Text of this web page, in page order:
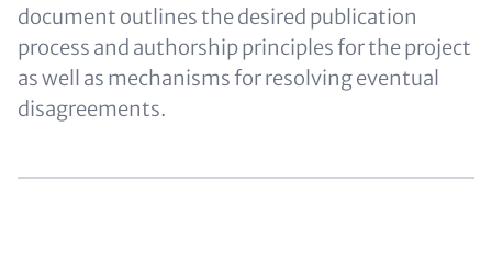
document outlines the desired publication
process and authorship principles for the project
as well as mechanisms for resolving eventual
disagreements.